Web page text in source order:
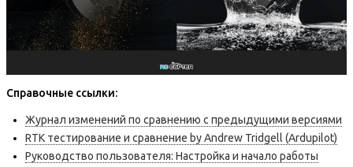
Справочные ссылки:
Журнал изменений по сравнению с предыдущими версиями
RTK тестирование и сравнение by Andrew Tridgell (Ardupilot)
Руководство пользователя: Настройка и начало работы